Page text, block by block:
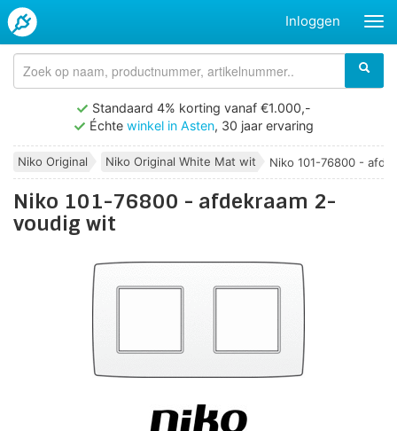
Inloggen
Standaard 4% korting vanaf €1.000,-
Échte winkel in Asten, 30 jaar ervaring
Niko Original Niko Original White Mat wit Niko 101-76800 -
Niko 101-76800 - afdekraam 2-
voudig wit